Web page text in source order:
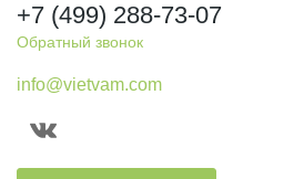
+7 (499) 288-73-07
Обратный звонок
info@vietvam.com